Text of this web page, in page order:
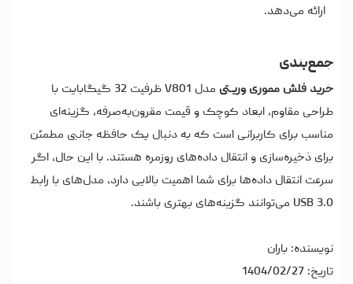
ارائه می‌دهد.
جمع‌بندی
خرید فلش مموری وریـتی
مدل V801 ظرفیت 32 گیگابایت با
طراحی مقاوم، ابعاد کوچک و قیمت مقرون‌به‌صرفه، گزینه‌ای
مناسب برای کاربرانی است که به دنبال یک حافظه جانبی مطمئن
برای ذخیره‌سازی و انتقال داده‌های روزمره هستند. با این حال، اگر
سرعت انتقال داده‌ها برای شما اهمیت بالایی دارد، مدل‌های با رابط
USB 3.0 می‌توانند گزینه‌های بهتری باشند.
نویسنده: باران
تاریخ: 1404/02/27